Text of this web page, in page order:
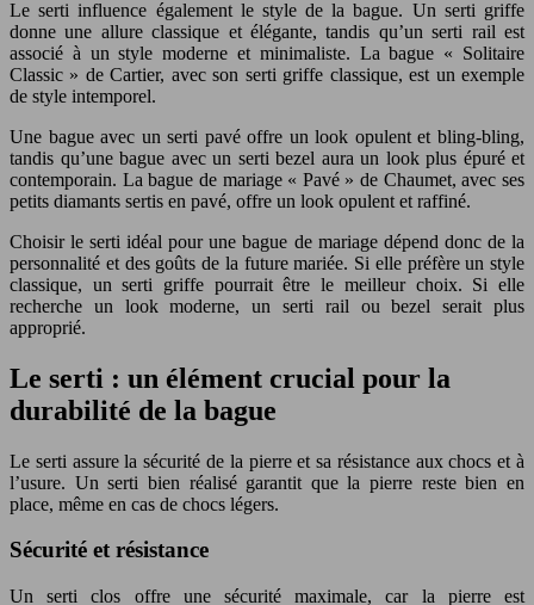
Le serti influence également le style de la bague. Un serti griffe
donne une allure classique et élégante, tandis qu’un serti rail est
associé à un style moderne et minimaliste. La bague « Solitaire
Classic » de Cartier, avec son serti griffe classique, est un exemple
de style intemporel.
Une bague avec un serti pavé offre un look opulent et bling-bling,
tandis qu’une bague avec un serti bezel aura un look plus épuré et
contemporain. La bague de mariage « Pavé » de Chaumet, avec ses
petits diamants sertis en pavé, offre un look opulent et raffiné.
Choisir le serti idéal pour une bague de mariage dépend donc de la
personnalité et des goûts de la future mariée. Si elle préfère un style
classique, un serti griffe pourrait être le meilleur choix. Si elle
recherche un look moderne, un serti rail ou bezel serait plus
approprié.
Le serti : un élément crucial pour la
durabilité de la bague
Le serti assure la sécurité de la pierre et sa résistance aux chocs et à
l’usure. Un serti bien réalisé garantit que la pierre reste bien en
place, même en cas de chocs légers.
Sécurité et résistance
Un serti clos offre une sécurité maximale, car la pierre est